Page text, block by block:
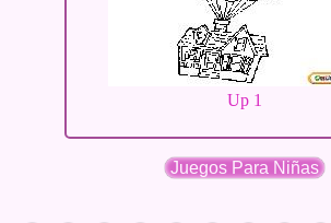
Up 1
Juegos Para Niñas